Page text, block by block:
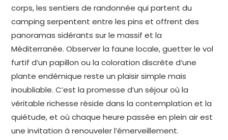
corps, les sentiers de randonnée qui partent du
camping serpentent entre les pins et offrent des
panoramas sidérants sur le massif et la
Méditerranée. Observer la faune locale, guetter le vol
furtif d’un papillon ou la coloration discrète d’une
plante endémique reste un plaisir simple mais
inoubliable. C’est la promesse d’un séjour où la
véritable richesse réside dans la contemplation et la
quiétude, et où chaque heure passée en plein air est
une invitation à renouveler l’émerveillement.